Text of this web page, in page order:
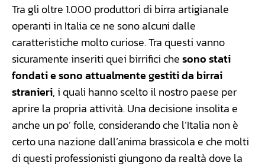
Tra gli oltre 1.000 produttori di birra artigianale
operanti in Italia ce ne sono alcuni dalle
caratteristiche molto curiose. Tra questi vanno
sicuramente inseriti quei birrifici chesono stati
fondati e sono attualmente gestiti da birrai
stranieri, i quali hanno scelto il nostro paese per
aprire la propria attività. Una decisione insolita e
anche un po’ folle, considerando che l’Italia non è
certo una nazione dall’anima brassicola e che molti
di questi professionisti giungono da realtà dove la